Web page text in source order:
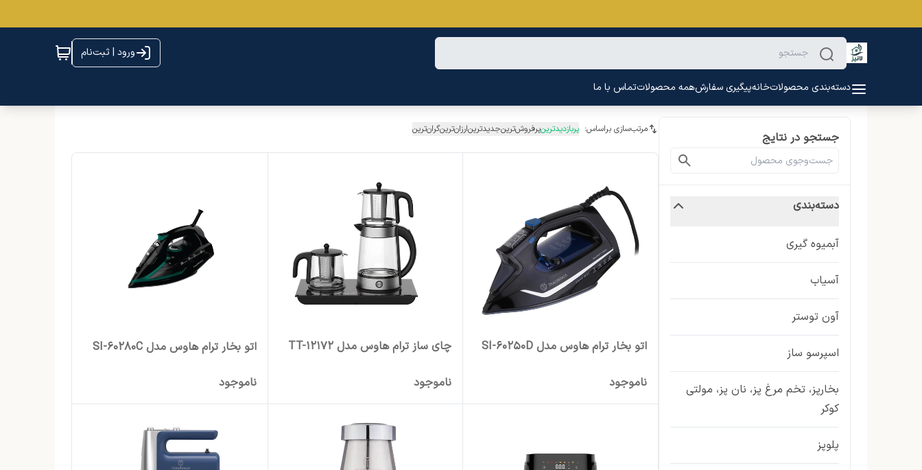
ورود | ثبت‌نام
دسته‌بندی محصولاتخانهپیگیری سفارشهمه محصولاتتماس با ما
جستجو در نتایج
دسته‌بندی
آبمیوه گیری
آسیاب
آون توستر
اسپرسو ساز
بخارپز، تخم مرغ پز، نان پز، مولتی
کوکر
پلوپز
مرتب‌سازی براساس: پربازدیدترینپرفروش‌ترینجدیدترینارزان‌ترینگران‌ترین
اتو بخار ترام هاوس مدل SI-60250D
ناموجود
چای ساز ترام هاوس مدل TT-12172
ناموجود
اتو بخار ترام هاوس مدل SI-60280C
ناموجود